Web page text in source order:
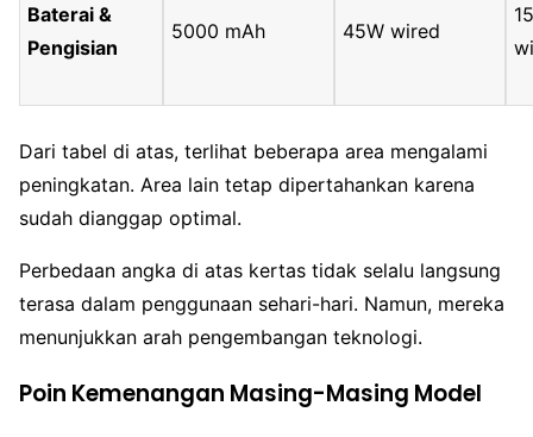
Baterai &
Pengisian
5000 mAh 45W wired
Dari tabel di atas, terlihat beberapa area mengalami
peningkatan. Area lain tetap dipertahankan karena
sudah dianggap optimal.
Perbedaan angka di atas kertas tidak selalu langsung
terasa dalam penggunaan sehari-hari. Namun, mereka
menunjukkan arah pengembangan teknologi.
Poin Kemenangan Masing-Masing Model